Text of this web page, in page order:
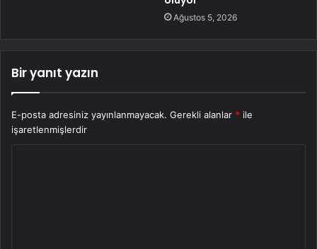
Ağustos 5, 2026
Bir yanıt yazın
E-posta adresiniz yayınlanmayacak. Gerekli alanlar * ile
işaretlenmişlerdir